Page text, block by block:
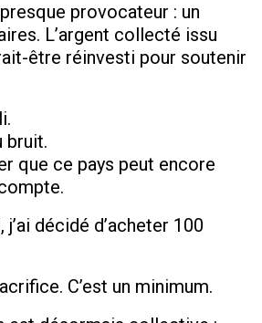
provocateur : un
L’argent collecté issu
être réinvesti pour soutenir
bruit.
que ce pays peut encore
décidé d’acheter 100
C’est un minimum.